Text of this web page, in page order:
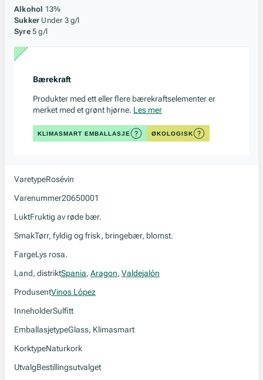
Alkohol 13%
Sukker Under 3 g/l
Syre 5 g/l
Bærekraft
Produkter med ett eller flere bærekraftselementer er
merket med et grønt hjørne. Les mer
KLIMASMART EMBALLASJE ØKOLOGISK
VaretypeRosévin
Varenummer20650001
LuktFruktig av røde bær.
SmakTørr, fyldig og frisk, bringebær, blomst.
FargeLys rosa.
Land, distriktSpania, Aragon, Valdejalón
ProdusentVinos López
InneholderSulfitt
EmballasjetypeGlass, Klimasmart
KorktypeNaturkork
UtvalgBestillingsutvalget